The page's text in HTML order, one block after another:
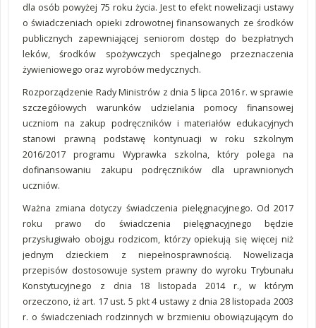
dla osób powyżej 75 roku życia. Jest to efekt nowelizacji ustawy
o świadczeniach opieki zdrowotnej finansowanych ze środków
publicznych zapewniającej seniorom dostęp do bezpłatnych
leków, środków spożywczych specjalnego przeznaczenia
żywieniowego oraz wyrobów medycznych.
Rozporządzenie Rady Ministrów z dnia 5 lipca 2016 r. w sprawie
szczegółowych warunków udzielania pomocy finansowej
uczniom na zakup podręczników i materiałów edukacyjnych
stanowi prawną podstawę kontynuacji w roku szkolnym
2016/2017 programu Wyprawka szkolna, który polega na
dofinansowaniu zakupu podręczników dla uprawnionych
uczniów.
Ważna zmiana dotyczy świadczenia pielęgnacyjnego. Od 2017
roku prawo do świadczenia pielęgnacyjnego będzie
przysługiwało obojgu rodzicom, którzy opiekują się więcej niż
jednym dzieckiem z niepełnosprawnością. Nowelizacja
przepisów dostosowuje system prawny do wyroku Trybunału
Konstytucyjnego z dnia 18 listopada 2014 r., w którym
orzeczono, iż art. 17 ust. 5 pkt 4 ustawy z dnia 28 listopada 2003
r. o świadczeniach rodzinnych w brzmieniu obowiązującym do